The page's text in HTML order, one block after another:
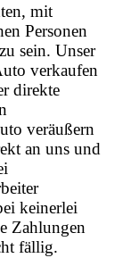
mit
Personen
sein. Unser
verkaufen
direkte
veräußern
an uns und
keinerlei
Zahlungen
fällig.